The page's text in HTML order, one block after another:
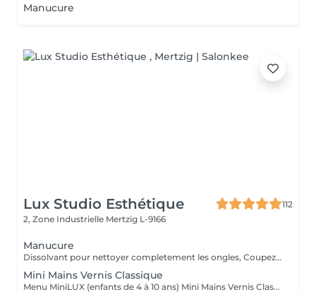
Manucure
Lux Studio Esthétique
112
2, Zone Industrielle Mertzig L-9166
Manucure
Dissolvant pour nettoyer completement les ongles, Coupez et Modelez les ongles avec une lime, Mouillez les mains quelques minutes pour ramollir les cuticules, Pousses les Cuticules avec batone pour repousser doucement vers l'arrière et coupez les excès, Hydratez les Mains avec crème et les cuticules pour maintenir la peau douce, Appliquez une base transparent pour protéger les ongles. Attendez suffisamment de tempos pour sèche.
Mini Mains Vernis Classique
Menu MiniLUX (enfants de 4 à 10 ans) Mini Mains Vernis Classique Petite mise en beauté des ongles avec la couleur au choix